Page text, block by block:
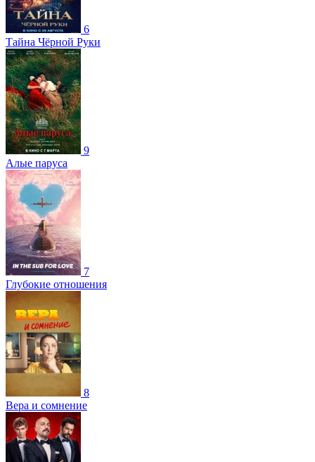
6
Тайна Чёрной Руки
9
Алые паруса
7
Глубокие отношения
8
Вера и сомнение